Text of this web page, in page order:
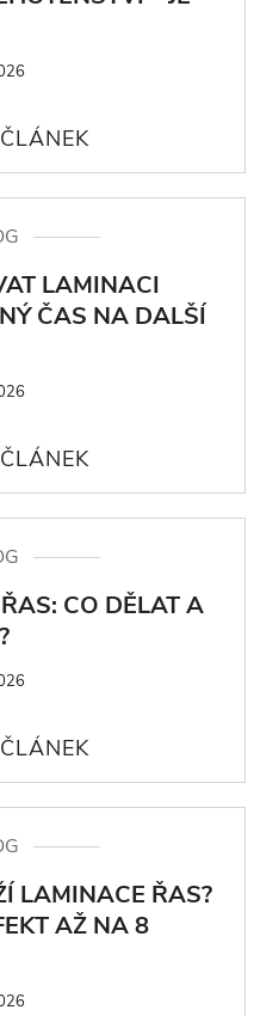
LAMINACI
ČAS NA DALŠÍ
CO DĚLAT A
LAMINACE ŘAS?
AŽ NA 8